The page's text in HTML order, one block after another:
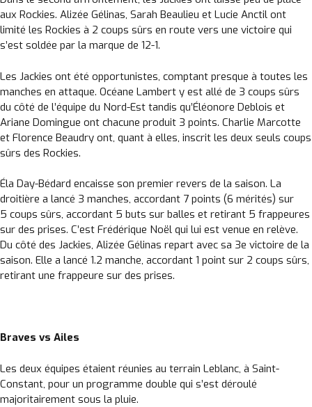
Un instant svp...
aux Rockies. Alizée Gélinas, Sarah Beaulieu et Lucie Anctil ont
limité les Rockies à 2 coups sûrs en route vers une victoire qui
s’est soldée par la marque de 12-1.
Les Jackies ont été opportunistes, comptant presque à toutes les
manches en attaque. Océane Lambert y est allé de 3 coups sûrs
du côté de l’équipe du Nord-Est tandis qu’Éléonore Deblois et
Ariane Domingue ont chacune produit 3 points. Charlie Marcotte
et Florence Beaudry ont, quant à elles, inscrit les deux seuls coups
sûrs des Rockies.
Éla Day-Bédard encaisse son premier revers de la saison. La
droitière a lancé 3 manches, accordant 7 points (6 mérités) sur
5 coups sûrs, accordant 5 buts sur balles et retirant 5 frappeures
sur des prises. C’est Frédérique Noël qui lui est venue en relève.
Du côté des Jackies, Alizée Gélinas repart avec sa 3e victoire de la
saison. Elle a lancé 1.2 manche, accordant 1 point sur 2 coups sûrs,
retirant une frappeure sur des prises.
Braves vs Ailes
Les deux équipes étaient réunies au terrain Leblanc, à Saint-
Constant, pour un programme double qui s’est déroulé
majoritairement sous la pluie.